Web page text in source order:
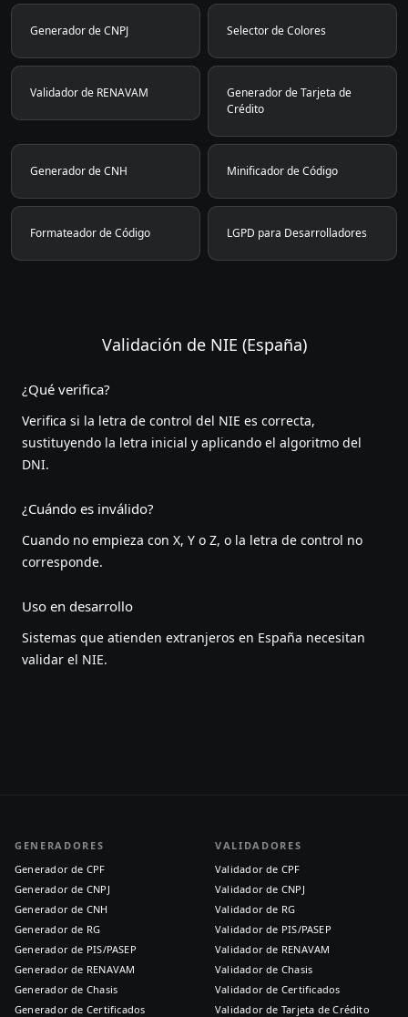
Generador de CNPJ Selector de Colores
Validador de RENAVAM
Generador de Tarjeta de
Crédito
Generador de CNH Minificador de Código
Formateador de Código LGPD para Desarrolladores
Validación de NIE (España)
¿Qué verifica?
Verifica si la letra de control del NIE es correcta,
sustituyendo la letra inicial y aplicando el algoritmo del
DNI.
¿Cuándo es inválido?
Cuando no empieza con X, Y o Z, o la letra de control no
corresponde.
Uso en desarrollo
Sistemas que atienden extranjeros en España necesitan
validar el NIE.
GENERADORES
Generador de CPF
Generador de CNPJ
Generador de CNH
Generador de RG
Generador de PIS/PASEP
Generador de RENAVAM
Generador de Chasis
Generador de Certificados
VALIDADORES
Validador de CPF
Validador de CNPJ
Validador de RG
Validador de PIS/PASEP
Validador de RENAVAM
Validador de Chasis
Validador de Certificados
Validador de Tarjeta de Crédito